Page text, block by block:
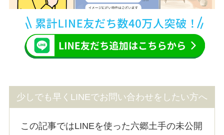
少しでも早くLINEでお問い合わせをしたい方へ
この記事ではLINEを使った六郷土手の未公開